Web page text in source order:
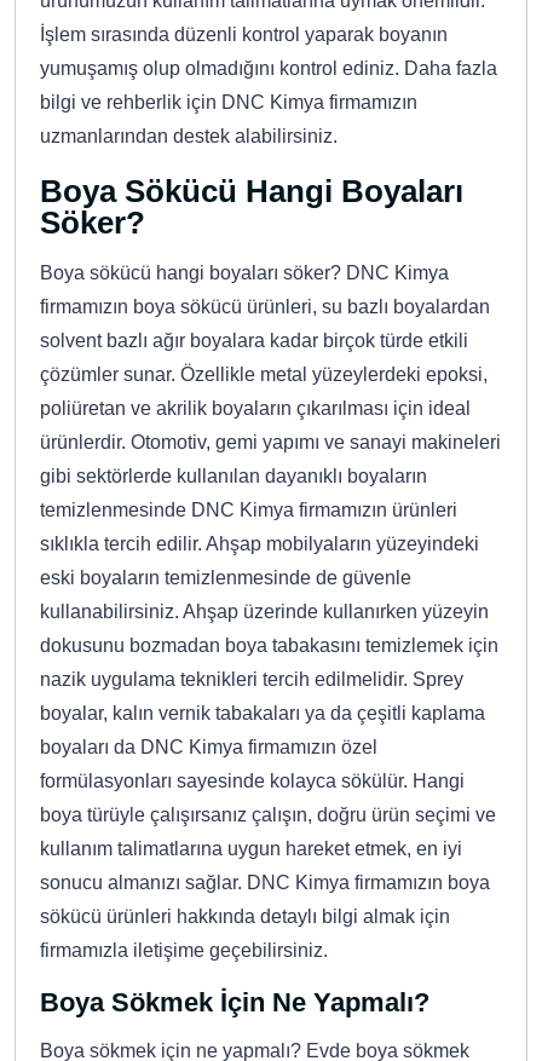
İşlem sırasında düzenli kontrol yaparak boyanın
yumuşamış olup olmadığını kontrol ediniz. Daha fazla
bilgi ve rehberlik için DNC Kimya firmamızın
uzmanlarından destek alabilirsiniz.
Boya Sökücü Hangi Boyaları
Söker?
Boya sökücü hangi boyaları söker? DNC Kimya
firmamızın boya sökücü ürünleri, su bazlı boyalardan
solvent bazlı ağır boyalara kadar birçok türde etkili
çözümler sunar. Özellikle metal yüzeylerdeki epoksi,
poliüretan ve akrilik boyaların çıkarılması için ideal
ürünlerdir. Otomotiv, gemi yapımı ve sanayi makineleri
gibi sektörlerde kullanılan dayanıklı boyaların
temizlenmesinde DNC Kimya firmamızın ürünleri
sıklıkla tercih edilir. Ahşap mobilyaların yüzeyindeki
eski boyaların temizlenmesinde de güvenle
kullanabilirsiniz. Ahşap üzerinde kullanırken yüzeyin
dokusunu bozmadan boya tabakasını temizlemek için
nazik uygulama teknikleri tercih edilmelidir. Sprey
boyalar, kalın vernik tabakaları ya da çeşitli kaplama
boyaları da DNC Kimya firmamızın özel
formülasyonları sayesinde kolayca sökülür. Hangi
boya türüyle çalışırsanız çalışın, doğru ürün seçimi ve
kullanım talimatlarına uygun hareket etmek, en iyi
sonucu almanızı sağlar. DNC Kimya firmamızın boya
sökücü ürünleri hakkında detaylı bilgi almak için
firmamızla iletişime geçebilirsiniz.
Boya Sökmek İçin Ne Yapmalı?
Boya sökmek için ne yapmalı? Evde boya sökmek